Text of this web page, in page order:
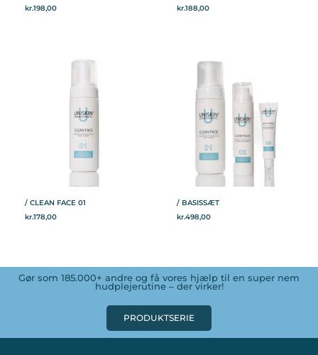
kr.198,00
kr.188,00
/ CLEAN FACE 01
kr.178,00
/ BASISSÆT
kr.498,00
Gør som 185.000+ andre og få vores hjælp til en super nem
hudplejerutine – der virker!
PRODUKTSERIE